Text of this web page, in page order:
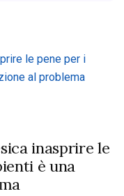
inasprire le
è una